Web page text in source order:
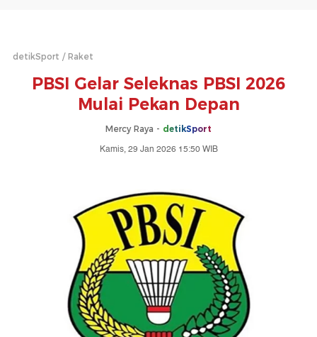
detikSport Raket
PBSI Gelar Seleknas PBSI 2026
Mulai Pekan Depan
Mercy Raya - detikSport
Kamis, 29 Jan 2026 15:50 WIB